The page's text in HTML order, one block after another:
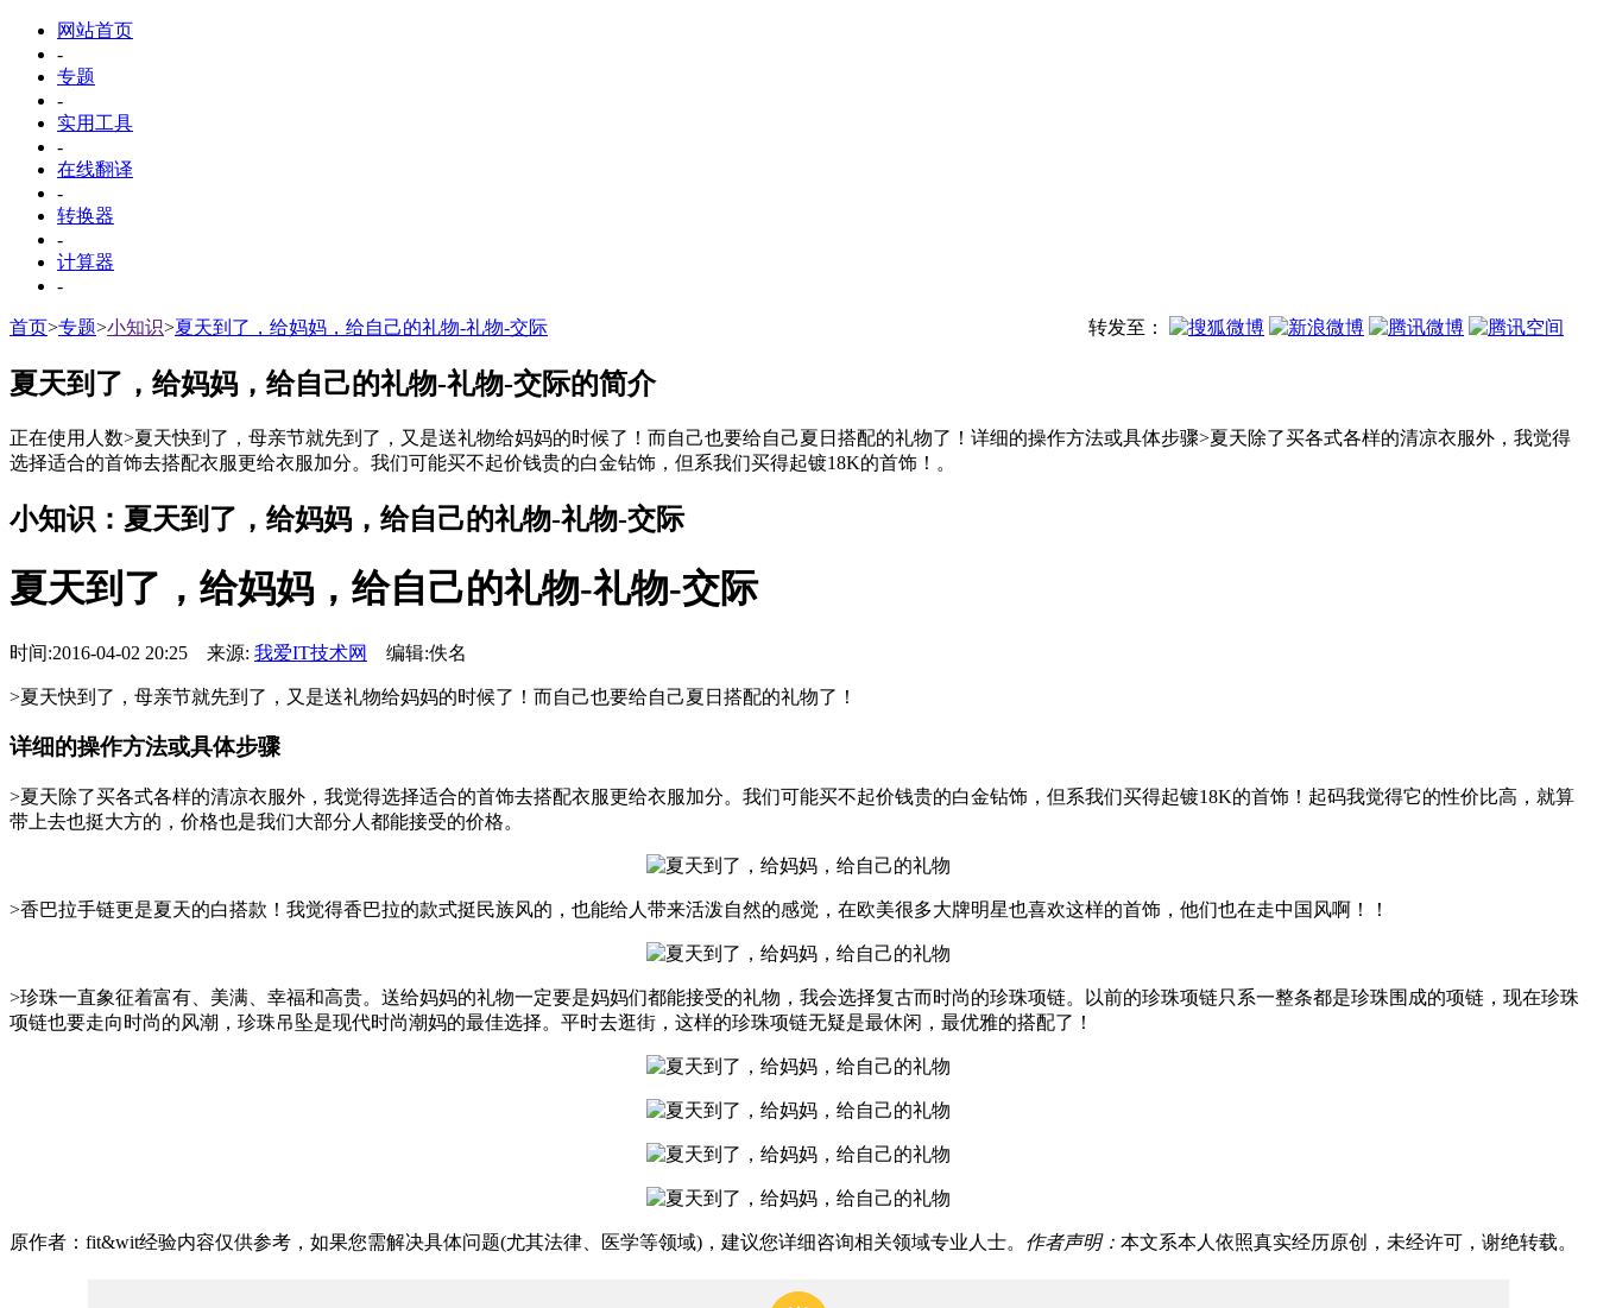
网站首页
-
专题
-
实用工具
-
在线翻译
-
转换器
-
计算器
-
首页>专题>小知识>夏天到了，给妈妈，给自己的礼物-礼物-交际 转发至：
夏天到了，给妈妈，给自己的礼物-礼物-交际的简介
正在使用人数>夏天快到了，母亲节就先到了，又是送礼物给妈妈的时候了！而自己也要给自己夏日搭配的礼物了！详细的操作方法或具体步骤>夏天除了买各式各样的清凉衣服外，我觉得
选择适合的首饰去搭配衣服更给衣服加分。我们可能买不起价钱贵的白金钻饰，但系我们买得起镀18K的首饰！。
小知识：夏天到了，给妈妈，给自己的礼物-礼物-交际
夏天到了，给妈妈，给自己的礼物-礼物-交际
时间:2016-04-02 20:25 来源: 我爱IT技术网 编辑:佚名
>夏天快到了，母亲节就先到了，又是送礼物给妈妈的时候了！而自己也要给自己夏日搭配的礼物了！
详细的操作方法或具体步骤
>夏天除了买各式各样的清凉衣服外，我觉得选择适合的首饰去搭配衣服更给衣服加分。我们可能买不起价钱贵的白金钻饰，但系我们买得起镀18K的首饰！起码我觉得它的性价比高，就算
带上去也挺大方的，价格也是我们大部分人都能接受的价格。
>香巴拉手链更是夏天的白搭款！我觉得香巴拉的款式挺民族风的，也能给人带来活泼自然的感觉，在欧美很多大牌明星也喜欢这样的首饰，他们也在走中国风啊！！
>珍珠一直象征着富有、美满、幸福和高贵。送给妈妈的礼物一定要是妈妈们都能接受的礼物，我会选择复古而时尚的珍珠项链。以前的珍珠项链只系一整条都是珍珠围成的项链，现在珍珠
项链也要走向时尚的风潮，珍珠吊坠是现代时尚潮妈的最佳选择。平时去逛街，这样的珍珠项链无疑是最休闲，最优雅的搭配了！
原作者：fit&wit经验内容仅供参考，如果您需解决具体问题(尤其法律、医学等领域)，建议您详细咨询相关领域专业人士。 作者声明： 本文系本人依照真实经历原创，未经许可，谢绝转载。